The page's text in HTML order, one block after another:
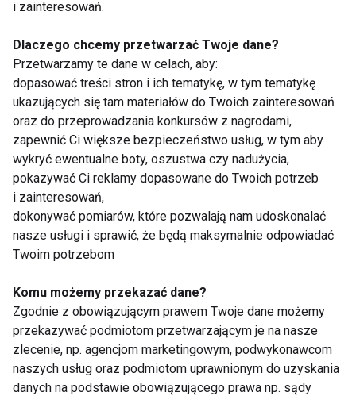
Eksperci alarmują – już co
trzecie polskie dziecko dźwiga
zbędne kilogramy
Polska goni europejską
znacie - co w polskim sadzie
piszczy
GETAWAY Festival – poznajmy
gwiazdy polskiego outdooru
i zainteresowań.
Dlaczego chcemy przetwarzać Twoje dane?
Przetwarzamy te dane w celach, aby:
dopasować treści stron i ich tematykę, w tym tematykę
ukazujących się tam materiałów do Twoich zainteresowań
oraz do przeprowadzania konkursów z nagrodami,
zapewnić Ci większe bezpieczeństwo usług, w tym aby
wykryć ewentualne boty, oszustwa czy nadużycia,
pokazywać Ci reklamy dopasowane do Twoich potrzeb
i zainteresowań,
dokonywać pomiarów, które pozwalają nam udoskonalać
nasze usługi i sprawić, że będą maksymalnie odpowiadać
Twoim potrzebom
Komu możemy przekazać dane?
Zgodnie z obowiązującym prawem Twoje dane możemy
przekazywać podmiotom przetwarzającym je na nasze
zlecenie, np. agencjom marketingowym, podwykonawcom
naszych usług oraz podmiotom uprawnionym do uzyskania
danych na podstawie obowiązującego prawa np. sądy